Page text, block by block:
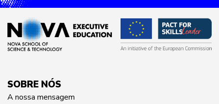
SOBRE NÓS
A nossa mensagem